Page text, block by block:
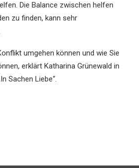
Die Balance zwischen helfen
zu finden, kann sehr
umgehen können und wie Sie
erklärt Katharina Grünewald in
Sachen Liebe“.